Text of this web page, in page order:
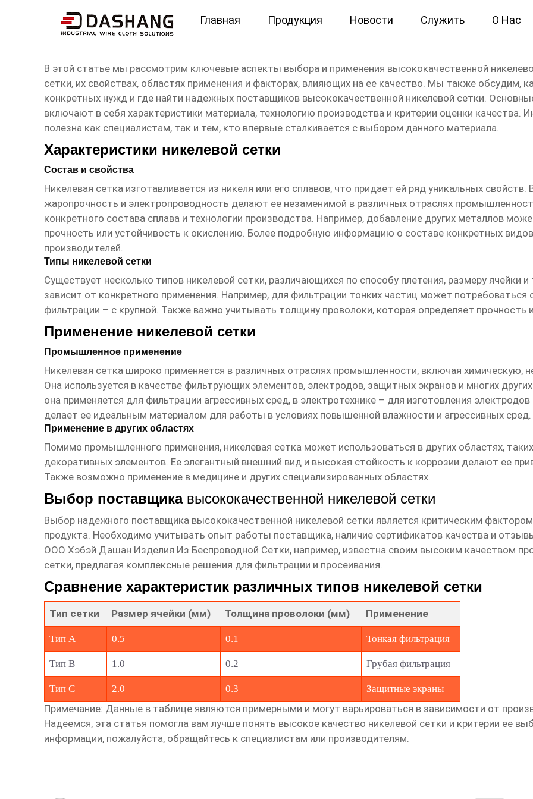
Главная Продукция Новости Служить О Нас
высокое ксчество никелевая сетка Основная
В этой статье мы рассмотрим ключевые аспекты выбора и применения высококачественной
сетки, их свойствах, областях применения и факторах, влияющих на ее качество. Мы также обсудим,
конкретных нужд и где найти надежных поставщиков высококачественной никелевой сетки.
включают в себя характеристики материала, технологию производства и критерии оценки качества.
полезна как специалистам, так и тем, кто впервые сталкивается с выбором данного материала.
Характеристики никелевой сетки
Состав и свойства
Никелевая сетка изготавливается из никеля или его сплавов, что придает ей ряд уникальных
жаропрочность и электропроводность делают ее незаменимой в различных отраслях
конкретного состава сплава и технологии производства. Например, добавление других металлов
прочность или устойчивость к окислению. Более подробную информацию о составе конкретных
производителей.
Типы никелевой сетки
Существует несколько типов никелевой сетки, различающихся по способу плетения, размеру
зависит от конкретного применения. Например, для фильтрации тонких частиц может потребоваться
фильтрации – с крупной. Также важно учитывать толщину проволоки, которая определяет прочность
Применение никелевой сетки
Промышленное применение
Никелевая сеткашироко применяется в различных отраслях промышленности, включая химическую,
Она используется в качестве фильтрующих элементов, электродов, защитных экранов и многих
она применяется для фильтрации агрессивных сред, в электротехнике – для изготовления
делает ее идеальным материалом для работы в условиях повышенной влажности и агрессивных сред.
Применение в других областях
Помимо промышленного применения, никелевая сеткаможет использоваться в других областях,
декоративных элементов. Ее элегантный внешний вид и высокая стойкость к коррозии делают ее
Также возможно применение в медицине и других специализированных областях.
Выбор поставщика высококачественной никелевой сетки
Выбор надежного поставщика высококачественной никелевой сетки является критическим
продукта. Необходимо учитывать опыт работы поставщика, наличие сертификатов качества и
ООО Хэбэй Дашан Изделия Из Беспроводной Сетки, например, известна своим высоким качеством
сетки, предлагая комплексные решения для фильтрации и просеивания.
Сравнение характеристик различных типов никелевой сетки
Тип сетки Размер ячейки (мм) Толщина проволоки (мм) Применение
Тип А 0.5 0.1 Тонкая фильтрация
Тип B 1.0 0.2 Грубая фильтрация
Тип C 2.0 0.3 Защитные экраны
Примечание: Данные в таблице являются примерными и могут варьироваться в зависимости от
Надеемся, эта статья помогла вам лучше понять высокое качество никелевой сетки и критерии ее
информации, пожалуйста, обращайтесь к специалистам или производителям.